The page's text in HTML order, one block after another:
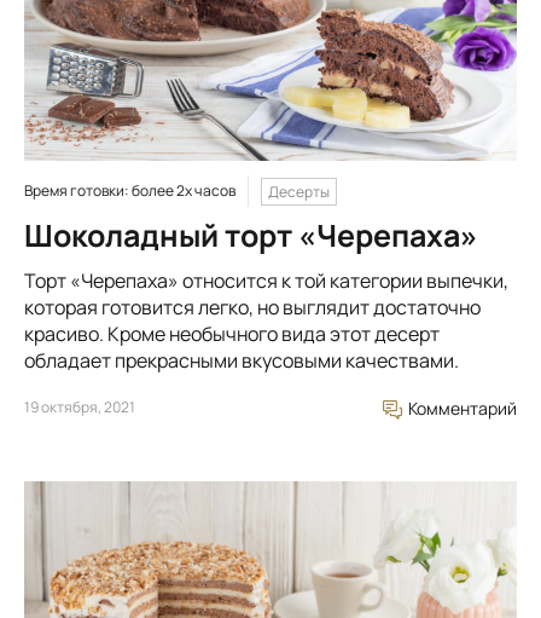
Время готовки: более 2х часов Десерты
Шоколадный торт «Черепаха»
Торт «Черепаха» относится к той категории выпечки,
которая готовится легко, но выглядит достаточно
красиво. Кроме необычного вида этот десерт
обладает прекрасными вкусовыми качествами.
19 октября, 2021 Комментарий